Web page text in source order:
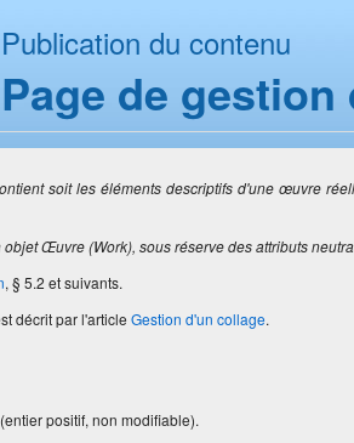
Publication du contenu
Page de
soit les éléments descriptifs d'une œuvre
objet Œuvre(Work), sous réserve des attributs
, § 5.2 et suivants.
décrit par l'articleGestion d'un collage.
positif, non modifiable).